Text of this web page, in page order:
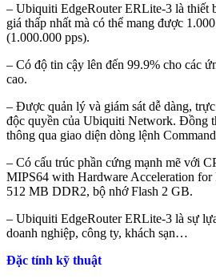
– Ubiquiti EdgeRouter ERLite-3 là thiết
giá thấp nhất mà có thể mang được
(1.000.000 pps).
– Có độ tin cậy lên đến 99.9% cho các
cao.
– Được quản lý và giám sát dễ dàng,
độc quyền của Ubiquiti Network. Đồng
thông qua giao diện dòng lệnh
– Có cấu trúc phần cứng mạnh mẽ với
MIPS64 with Hardware Acceleration for
512 MB DDR2, bộ nhớ Flash 2 GB.
– Ubiquiti EdgeRouter ERLite-3 là sự
doanh nghiệp, công ty, khách sạn…
Đặc tính kỹ thuật